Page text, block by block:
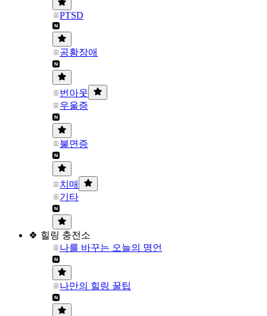
PTSD
공황장애
번아웃
우울증
불면증
치매
기타
🍀 힐링 충전소
나를 바꾸는 오늘의 명언
나만의 힐링 꿀팁